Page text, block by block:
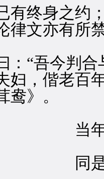
终身之约；
律文亦有所
“吾今判合
妇，偕老百
鸯》。
赖张生
千古话